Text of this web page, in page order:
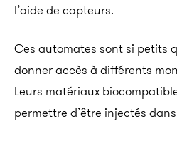
l’aide de capteurs.
Ces automates sont si petits
donner accès à différents
Leurs matériaux
permettre d’être injectés